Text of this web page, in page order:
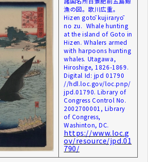
漁の図。歌川広重。
Hizen gotō kujiraryō
no zu. Whale hunting
at the island of Goto in
Hizen. Whalers armed
with harpoons hunting
whales. Utagawa,
Hiroshige, 1826-1869.
Digital Id: jpd 01790
//hdl.loc.gov/loc.pnp/
jpd.01790. Library of
Congress Control No.
2002700001, Library
of Congress,
Washinton, DC.
https://www.loc.g
ov/resource/jpd.01
790/